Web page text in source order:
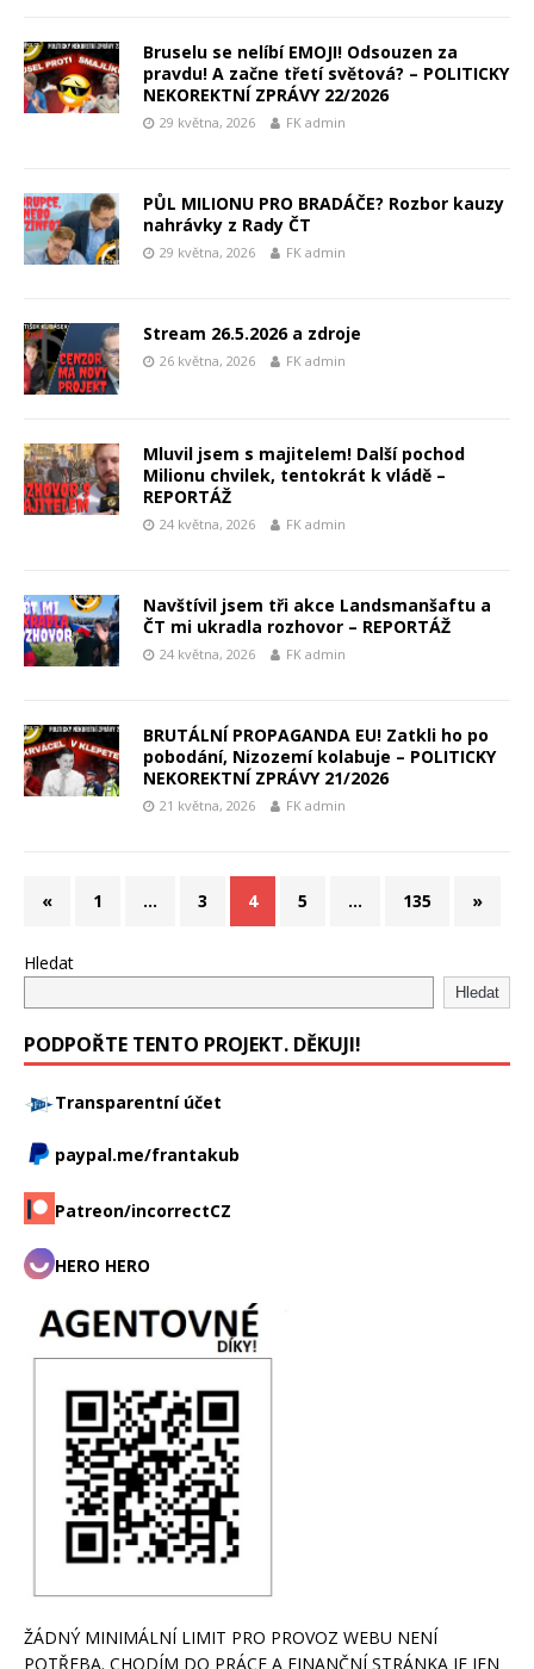
Bruselu se nelíbí EMOJI! Odsouzen za
pravdu! A začne třetí světová? – POLITICKY
NEKOREKTNÍ ZPRÁVY 22/2026
29 května, 2026 FK admin
PŮL MILIONU PRO BRADÁČE? Rozbor kauzy
nahrávky z Rady ČT
29 května, 2026 FK admin
Stream 26.5.2026 a zdroje
26 května, 2026 FK admin
Mluvil jsem s majitelem! Další pochod
Milionu chvilek, tentokrát k vládě –
REPORTÁŽ
24 května, 2026 FK admin
Navštívil jsem tři akce Landsmanšaftu a
ČT mi ukradla rozhovor – REPORTÁŽ
24 května, 2026 FK admin
BRUTÁLNÍ PROPAGANDA EU! Zatkli ho po
pobodání, Nizozemí kolabuje – POLITICKY
NEKOREKTNÍ ZPRÁVY 21/2026
21 května, 2026 FK admin
« 1 … 3 4 5 … 135 »
Hledat
Hledat
PODPOŘTE TENTO PROJEKT. DĚKUJI!
Transparentní účet
paypal.me/frantakub
Patreon/incorrectCZ
HERO HERO
ŽÁDNÝ MINIMÁLNÍ LIMIT PRO PROVOZ WEBU NENÍ
POTŘEBA. CHODÍM DO PRÁCE A FINANČNÍ STRÁNKA JE JEN